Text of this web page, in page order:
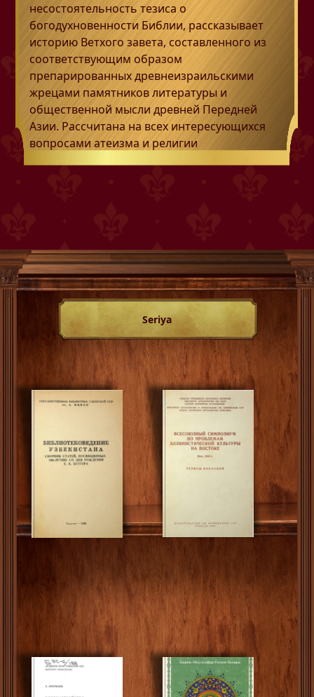
несостоятельность тезиса о
богодухновенности Библии, рассказывает
историю Ветхого завета, составленного из
соответствующим образом
препарированных древнеизраильскими
жрецами памятников литературы и
общественной мысли древней Передней
Азии. Рассчитана на всех интересующихся
вопросами атеизма и религии
Seriya